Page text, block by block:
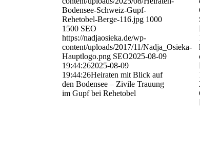
Bodensee-Schweiz-Gupf-
Rehetobel-Berge-116.jpg 1000
1500 SEO
https://nadjaosieka.de/wp-
content/uploads/2017/11/Nadja_Osieka-
Hauptlogo.png SEO2025-08-09
19:44:262025-08-09
19:44:26Heiraten mit Blick auf
den Bodensee – Zivile Trauung
im Gupf bei Rehetobel